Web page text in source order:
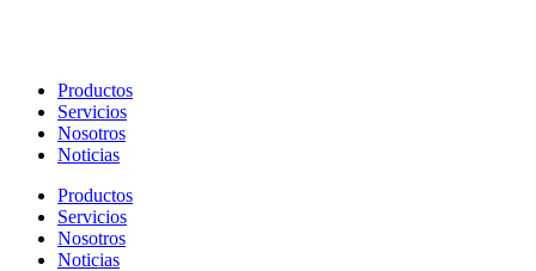
Productos
Servicios
Nosotros
Noticias
Productos
Servicios
Nosotros
Noticias